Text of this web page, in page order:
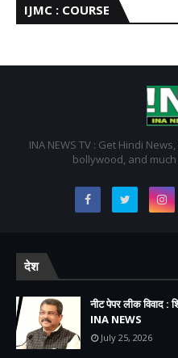
IJMC : COURSE
INA NEWS TV : Get Hindi
bollywood, and much
देश
नीट पेपर लीक विवाद :
INA NEWS
July 25, 2026